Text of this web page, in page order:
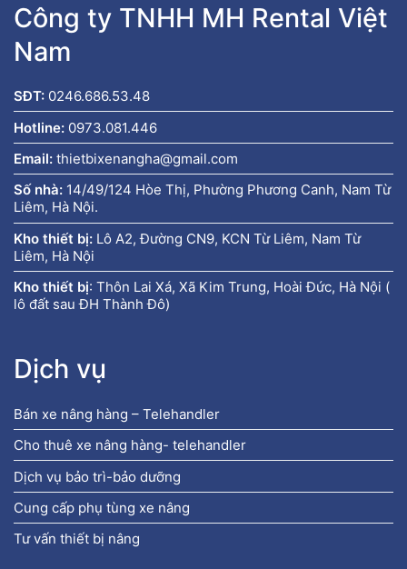
Công ty TNHH MH Rental Việt
Nam
SĐT: 0246.686.53.48
Hotline: 0973.081.446
Email: thietbixenangha@gmail.com
Số nhà: 14/49/124 Hòe Thị, Phường Phương Canh, Nam Từ
Liêm, Hà Nội.
Kho thiết bị: Lô A2, Đường CN9, KCN Từ Liêm, Nam Từ
Liêm, Hà Nội
Kho thiết bị: Thôn Lai Xá, Xã Kim Trung, Hoài Đức, Hà Nội (
lô đất sau ĐH Thành Đô)
Dịch vụ
Bán xe nâng hàng – Telehandler
Cho thuê xe nâng hàng- telehandler
Dịch vụ bảo trì-bảo dưỡng
Cung cấp phụ tùng xe nâng
Tư vấn thiết bị nâng